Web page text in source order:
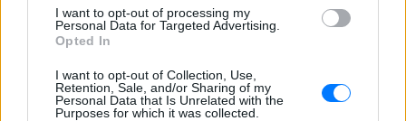
I want to opt-out of processing my
Personal Data for Targeted Advertising.
Opted In
I want to opt-out of Collection, Use,
Retention, Sale, and/or Sharing of my
Personal Data that Is Unrelated with the
Purposes for which it was collected.
ΔΕΙΤΕ ΕΠΙΣΗΣ